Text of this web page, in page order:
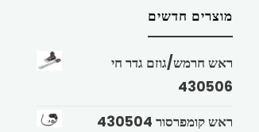
מוצרים חדשים
ראש חרמש/גוזם גדר חי
430506
ראש קומפרסור 430504